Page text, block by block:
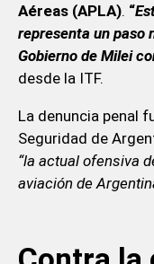
Aéreas (APLA). “
representa un paso
Gobierno de Milei
desde la ITF.
La denuncia penal
Seguridad de
“la actual ofensiva
aviación de